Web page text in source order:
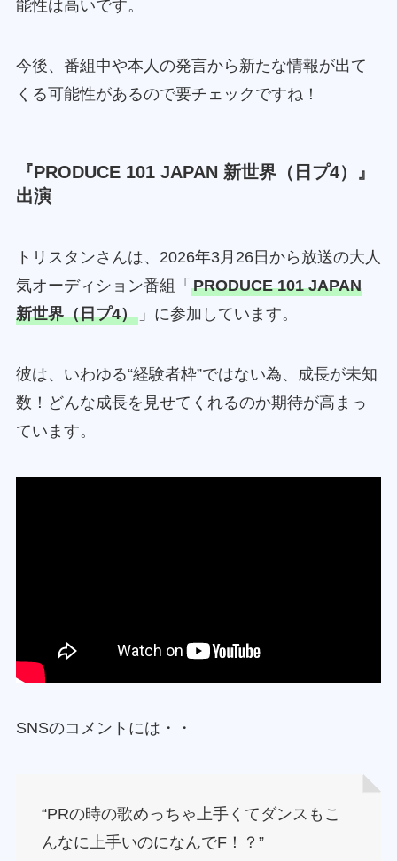
能性は高いです。
今後、番組中や本人の発言から新たな情報が出て
くる可能性があるので要チェックですね！
『PRODUCE 101 JAPAN 新世界（日プ4）』
出演
トリスタンさんは、2026年3月26日から放送の大人
気オーディション番組「 PRODUCE 101 JAPAN
新世界（日プ4）」に参加しています。
彼は、いわゆる“経験者枠”ではない為、成長が未知
数！どんな成長を見せてくれるのか期待が高まっ
ています。
SNSのコメントには・・
“PRの時の歌めっちゃ上手くてダンスもこ
んなに上手いのになんでF！？”